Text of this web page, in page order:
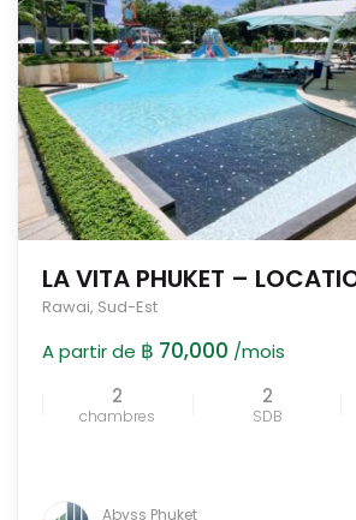
LA VITA PHUKET –
Rawai, Sud-Est
A partir de ฿ 70,000 /mois
2
chambres
2
SDB
Abyss Phuket